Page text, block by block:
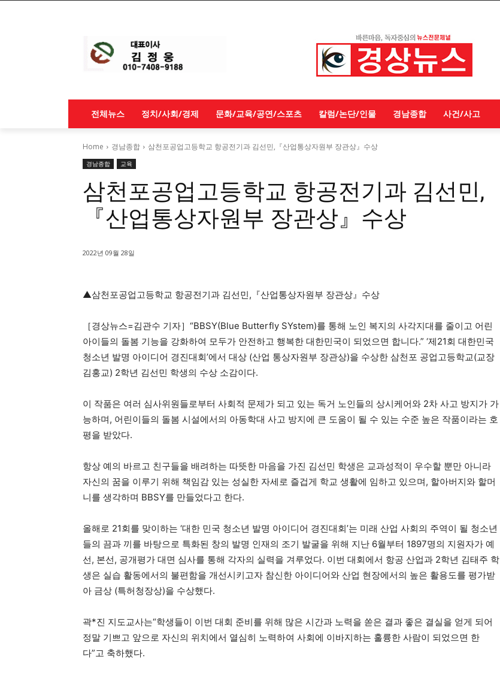
전체뉴스 정치/사회/경제 문화/교육/공연/스포츠 칼럼/논단/인물 경남종합 사건/사고
Home 경남종합 삼천포공업고등학교 항공전기과 김선민,『산업통상자원부 장관상』수상
경남종합 교육
삼천포공업고등학교 항공전기과 김선민,
『산업통상자원부 장관상』수상
2022년 09월 28일
▲삼천포공업고등학교 항공전기과 김선민,『산업통상자원부 장관상』수상
［경상뉴스=김관수 기자］“BBSY(Blue Butterfly SYstem)를 통해 노인 복지의 사각지대를 줄이고 어린
아이들의 돌봄 기능을 강화하여 모두가 안전하고 행복한 대한민국이 되었으면 합니다.” ‘제21회 대한민국
청소년 발명 아이디어 경진대회’에서 대상 (산업 통상자원부 장관상)을 수상한 삼천포 공업고등학교(교장
김홍교) 2학년 김선민 학생의 수상 소감이다.
이 작품은 여러 심사위원들로부터 사회적 문제가 되고 있는 독거 노인들의 상시케어와 2차 사고 방지가 가
능하며, 어린이들의 돌봄 시설에서의 아동학대 사고 방지에 큰 도움이 될 수 있는 수준 높은 작품이라는 호
평을 받았다.
항상 예의 바르고 친구들을 배려하는 따뜻한 마음을 가진 김선민 학생은 교과성적이 우수할 뿐만 아니라
자신의 꿈을 이루기 위해 책임감 있는 성실한 자세로 즐겁게 학교 생활에 임하고 있으며, 할아버지와 할머
니를 생각하며 BBSY를 만들었다고 한다.
올해로 21회를 맞이하는 ‘대한 민국 청소년 발명 아이디어 경진대회’는 미래 산업 사회의 주역이 될 청소년
들의 끔과 끼를 바탕으로 특화된 창의 발명 인재의 조기 발굴을 위해 지난 6월부터 1897명의 지원자가 예
선, 본선, 공개평가 대면 심사를 통해 각자의 실력을 겨루었다. 이번 대회에서 항공 산업과 2학년 김태주 학
생은 실습 활동에서의 불편함을 개선시키고자 참신한 아이디어와 산업 현장에서의 높은 활용도를 평가받
아 금상 (특허청장상)을 수상했다.
곽*진 지도교사는“학생들이 이번 대회 준비를 위해 많은 시간과 노력을 쏟은 결과 좋은 결실을 얻게 되어
정말 기쁘고 앞으로 자신의 위치에서 열심히 노력하여 사회에 이바지하는 훌륭한 사람이 되었으면 한
다”고 축하했다.